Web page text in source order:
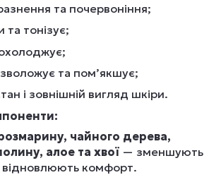
та почервоніння;
та тонізує;
та пом’якшує;
і зовнішній вигляд шкіри.
чайного дерева,
алое та хвої — зменшують
відновлюють комфорт.